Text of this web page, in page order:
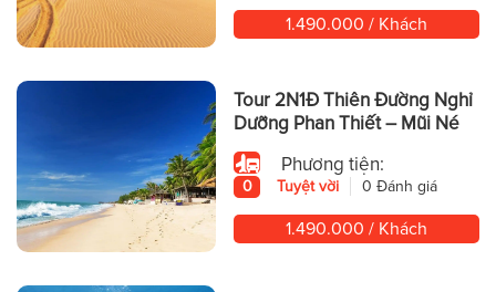
1.490.000 / Khách
Tour 2N1Đ Thiên Đường Nghỉ
Dưỡng Phan Thiết – Mũi Né
Phương tiện:
0 Tuyệt vời 0 Đánh giá
1.490.000 / Khách